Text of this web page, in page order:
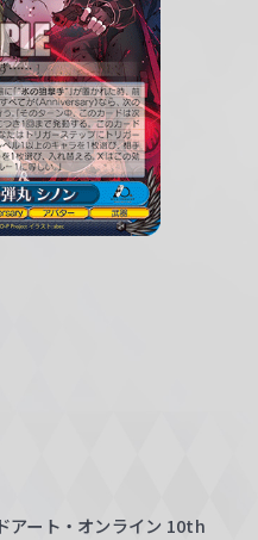
アート・オンライン 10th